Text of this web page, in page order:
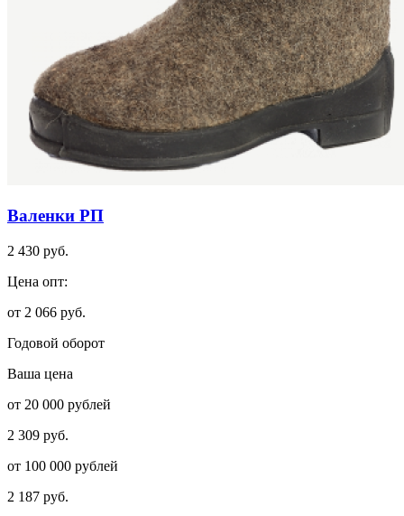
Валенки РП
2 430 руб.
Цена опт:
от 2 066 руб.
Годовой оборот
Ваша цена
от 20 000 рублей
2 309 руб.
от 100 000 рублей
2 187 руб.